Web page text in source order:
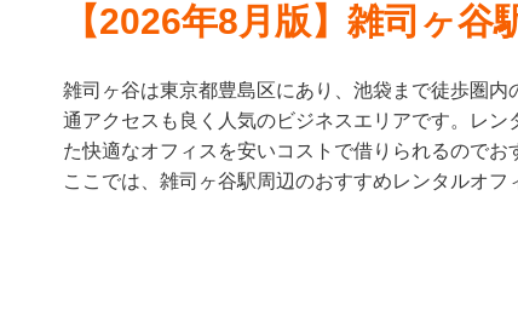
【2026年8月版】雑司ヶ
雑司ヶ谷は東京都豊島区にあり、池袋まで徒歩圏内
通アクセスも良く人気のビジネスエリアです。レン
た快適なオフィスを安いコストで借りられるのでお
ここでは、雑司ヶ谷駅周辺のおすすめレンタルオフ